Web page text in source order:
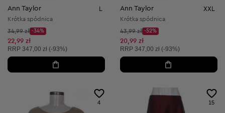
Ann Taylor
Krótka spódnica
Cena początkowa:
34,99 zł
Discount Price:
-34%
Obniżona cena:
22,99 zł
Cena sugerowana:
RRP 347,00 zł (-93%)
Ann Taylor XXL
Krótka spódnica
Cena początkowa:
43,99 zł
Discount Price:
-52%
Obniżona cena:
20,99 zł
Cena sugerowana:
RRP 347,00 zł (-93%)
4 15